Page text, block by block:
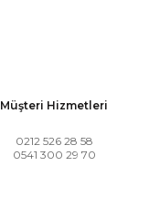
Müşteri Hizmetleri
0212 526 28 58
0541 300 29 70